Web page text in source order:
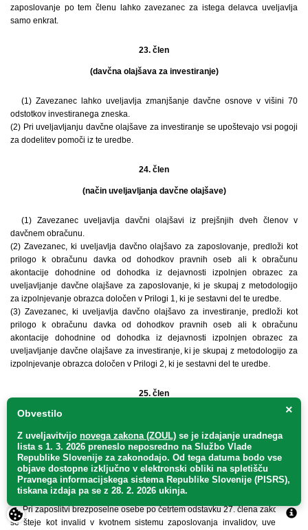
zaposlovanje po tem členu lahko zavezanec za istega delavca uveljavlja
samo enkrat.
23. člen
(davčna olajšava za investiranje)
(1) Zavezanec lahko uveljavlja zmanjšanje davčne osnove v višini 70
odstotkov investiranega zneska.
(2) Pri uveljavljanju davčne olajšave za investiranje se upoštevajo vsi pogoji
za dodelitev pomoči iz te uredbe.
24. člen
(način uveljavljanja davčne olajšave)
(1) Zavezanec uveljavlja davčni olajšavi iz prejšnjih dveh členov v
davčnem obračunu.
(2) Zavezanec, ki uveljavlja davčno olajšavo za zaposlovanje, predloži kot
prilogo k obračunu davka od dohodkov pravnih oseb ali k obračunu
akontacije dohodnine od dohodka iz dejavnosti izpolnjen obrazec za
uveljavljanje davčne olajšave za zaposlovanje, ki je skupaj z metodologijo
za izpolnjevanje obrazca določen v Prilogi 1, ki je sestavni del te uredbe.
(3) Zavezanec, ki uveljavlja davčno olajšavo za investiranje, predloži kot
prilogo k obračunu davka od dohodkov pravnih oseb ali k obračunu
akontacije dohodnine od dohodka iz dejavnosti izpolnjen obrazec za
uveljavljanje davčne olajšave za investiranje, ki je skupaj z metodologijo za
izpolnjevanje obrazca določen v Prilogi 2, ki je sestavni del te uredbe.
25. člen
(načina uveljavljanja regionalne spodbude za zaposlovanje)
(1) Delodajalec uveljavlja povrnitev plačanih prispevkov delodajalca za
socialno varnost iz proračuna Republike Slovenije z vlogo, ki jo vloži pri
Zavodu Republike Slovenije za zaposlovanje (v nadaljnjem besedilu: zavod)
v 60 dneh po preteku enega leta od sklenitve pogodbe o zaposlitvi z
brezposelno osebo.
(2) Pri zaposlitvi brezposelne osebe po četrtem odstavku 27. člena zakona, ki
se šteje kot invalid v kvotnem sistemu zaposlovanja invalidov, uveljavlja
×
Obvestilo
Z uveljavitvijo novega zakona (ZOUL) se je izdajanje uradnega
lista s 1. 3. 2026 preneslo neposredno na Službo Vlade
Republike Slovenije za zakonodajo. Od tega datuma bodo vse
objave dostopne izključno v elektronski obliki na spletišču
Pravnega informacijskega sistema Republike Slovenije (PISRS),
tiskana izdaja pa se z 28. 2. 2026 ukinja.